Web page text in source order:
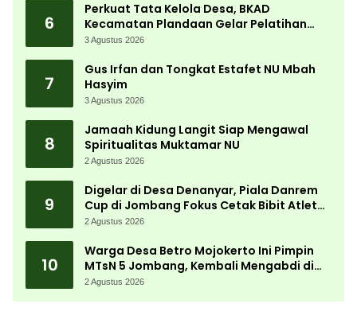
6
Perkuat Tata Kelola Desa, BKAD
Kecamatan Plandaan Gelar Pelatihan
Aparatur Pemdes
3 Agustus 2026
7
Gus Irfan dan Tongkat Estafet NU Mbah
Hasyim
3 Agustus 2026
8
Jamaah Kidung Langit Siap Mengawal
Spiritualitas Muktamar NU
2 Agustus 2026
9
Digelar di Desa Denanyar, Piala Danrem
Cup di Jombang Fokus Cetak Bibit Atlet
Menembak Berprestasi
2 Agustus 2026
10
Warga Desa Betro Mojokerto Ini Pimpin
MTsN 5 Jombang, Kembali Mengabdi di
Almamater
2 Agustus 2026